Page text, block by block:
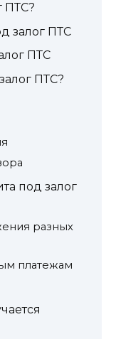
ПТС?
залог ПТС
ПТС
ПТС?
под залог
разных
платежам